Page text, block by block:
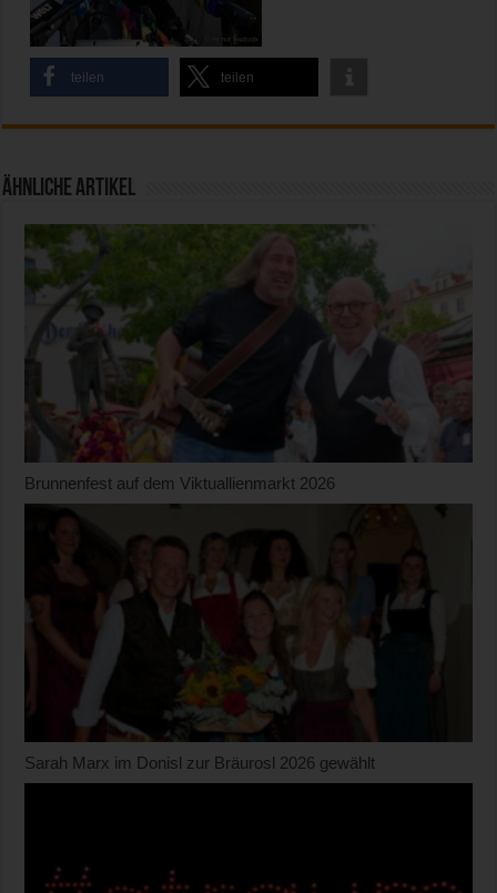
teilen teilen
Ähnliche Artikel
Brunnenfest auf dem Viktuallienmarkt 2026
Sarah Marx im Donisl zur Bräurosl 2026 gewählt